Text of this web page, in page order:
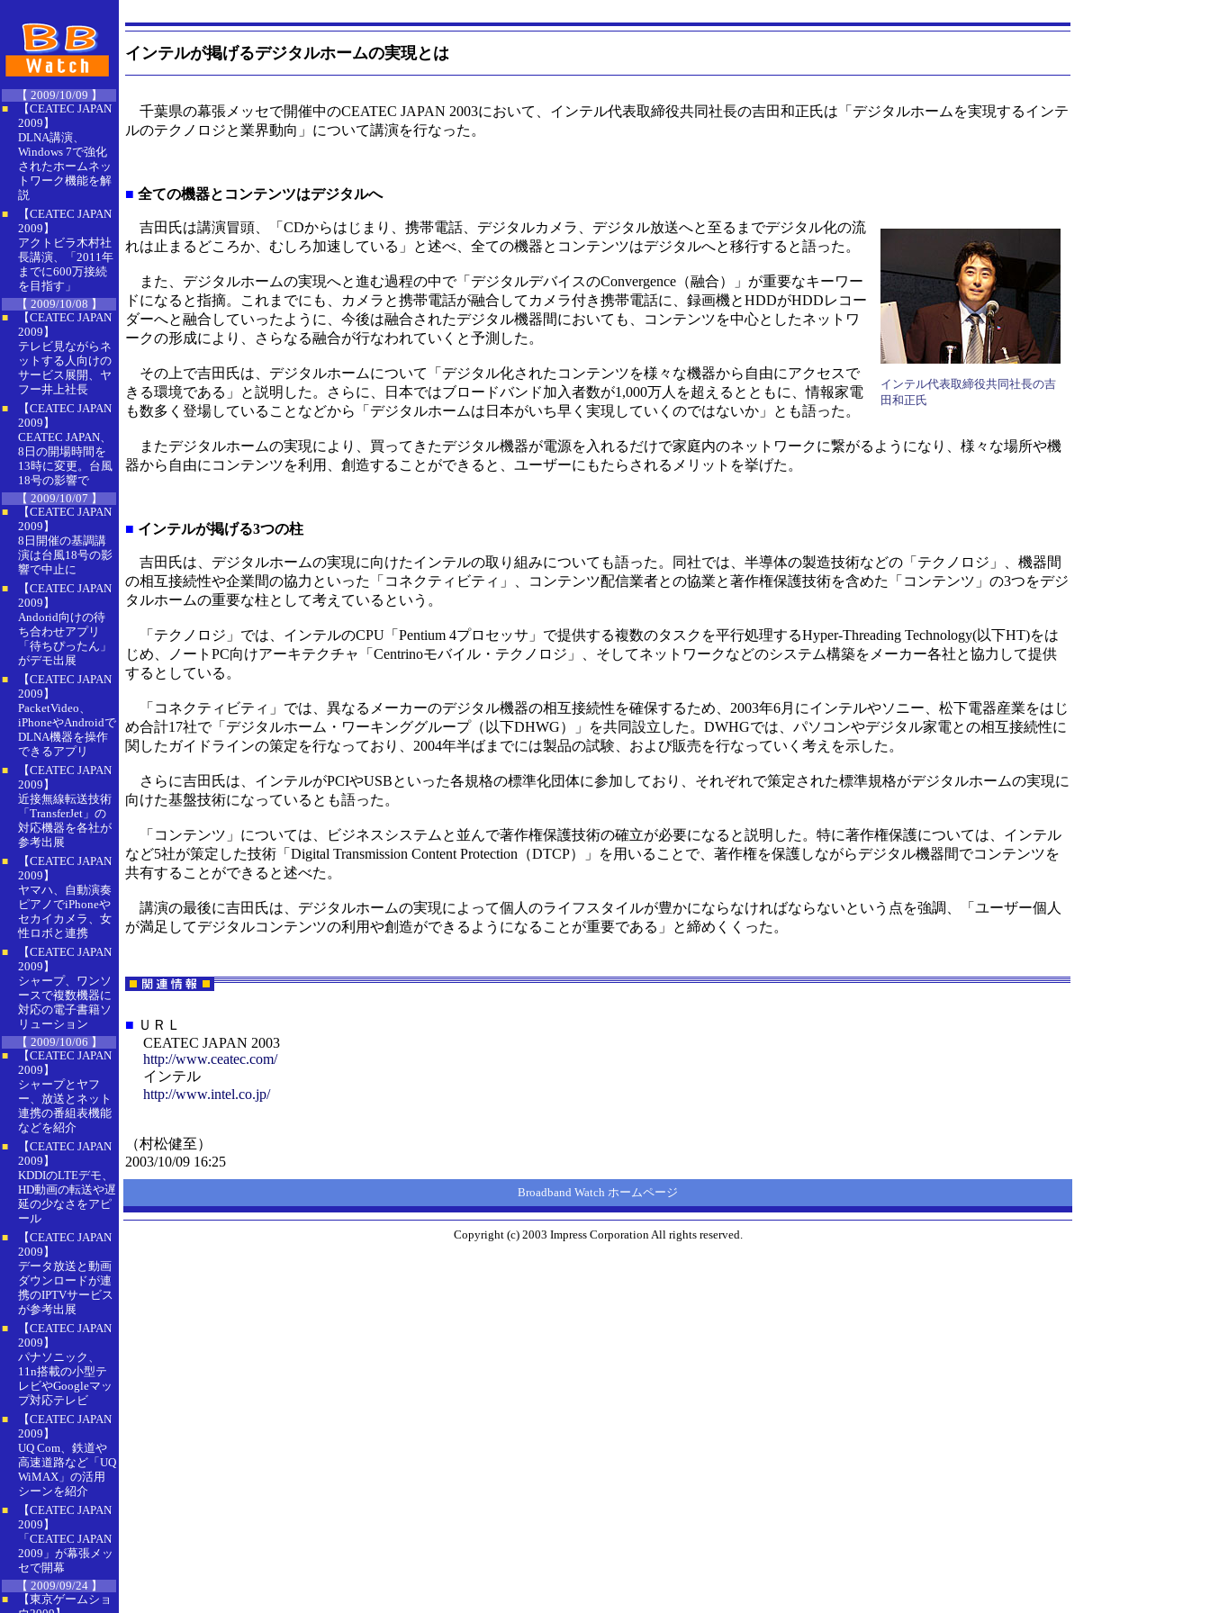
【 2009/10/09 】
■
【CEATEC JAPAN
2009】
DLNA講演、
Windows 7で強化
されたホームネッ
トワーク機能を解
説
■
【CEATEC JAPAN
2009】
アクトビラ木村社
長講演、「2011年
までに600万接続
を目指す」
【 2009/10/08 】
■
【CEATEC JAPAN
2009】
テレビ見ながらネ
ットする人向けの
サービス展開、ヤ
フー井上社長
■
【CEATEC JAPAN
2009】
CEATEC JAPAN、
8日の開場時間を
13時に変更。台風
18号の影響で
【 2009/10/07 】
■
【CEATEC JAPAN
2009】
8日開催の基調講
演は台風18号の影
響で中止に
■
【CEATEC JAPAN
2009】
Andorid向けの待
ち合わせアプリ
「待ちぴったん」
がデモ出展
■
【CEATEC JAPAN
2009】
PacketVideo、
iPhoneやAndroidで
DLNA機器を操作
できるアプリ
■
【CEATEC JAPAN
2009】
近接無線転送技術
「TransferJet」の
対応機器を各社が
参考出展
■
【CEATEC JAPAN
2009】
ヤマハ、自動演奏
ピアノでiPhoneや
セカイカメラ、女
性ロボと連携
■
【CEATEC JAPAN
2009】
シャープ、ワンソ
ースで複数機器に
対応の電子書籍ソ
リューション
【 2009/10/06 】
■
【CEATEC JAPAN
2009】
シャープとヤフ
ー、放送とネット
連携の番組表機能
などを紹介
■
【CEATEC JAPAN
2009】
KDDIのLTEデモ、
HD動画の転送や遅
延の少なさをアピ
ール
■
【CEATEC JAPAN
2009】
データ放送と動画
ダウンロードが連
携のIPTVサービス
が参考出展
■
【CEATEC JAPAN
2009】
パナソニック、
11n搭載の小型テ
レビやGoogleマッ
プ対応テレビ
■
【CEATEC JAPAN
2009】
UQ Com、鉄道や
高速道路など「UQ
WiMAX」の活用
シーンを紹介
■
【CEATEC JAPAN
2009】
「CEATEC JAPAN
2009」が幕張メッ
セで開幕
【 2009/09/24 】
■
【東京ゲームショ
インテルが掲げるデジタルホームの実現とは
千葉県の幕張メッセで開催中のCEATEC JAPAN 2003において、インテル代表取締役共同社長の吉田和正氏は「デジタルホームを実現するインテ
ルのテクノロジと業界動向」について講演を行なった。
■ 全ての機器とコンテンツはデジタルへ
インテル代表取締役共同社長の吉
田和正氏
吉田氏は講演冒頭、「CDからはじまり、携帯電話、デジタルカメラ、デジタル放送へと至るまでデジタル化の流
れは止まるどころか、むしろ加速している」と述べ、全ての機器とコンテンツはデジタルへと移行すると語った。
また、デジタルホームの実現へと進む過程の中で「デジタルデバイスのConvergence（融合）」が重要なキーワー
ドになると指摘。これまでにも、カメラと携帯電話が融合してカメラ付き携帯電話に、録画機とHDDがHDDレコー
ダーへと融合していったように、今後は融合されたデジタル機器間においても、コンテンツを中心としたネットワ
ークの形成により、さらなる融合が行なわれていくと予測した。
その上で吉田氏は、デジタルホームについて「デジタル化されたコンテンツを様々な機器から自由にアクセスで
きる環境である」と説明した。さらに、日本ではブロードバンド加入者数が1,000万人を超えるとともに、情報家電
も数多く登場していることなどから「デジタルホームは日本がいち早く実現していくのではないか」とも語った。
またデジタルホームの実現により、買ってきたデジタル機器が電源を入れるだけで家庭内のネットワークに繋がるようになり、様々な場所や機
器から自由にコンテンツを利用、創造することができると、ユーザーにもたらされるメリットを挙げた。
■ インテルが掲げる3つの柱
吉田氏は、デジタルホームの実現に向けたインテルの取り組みについても語った。同社では、半導体の製造技術などの「テクノロジ」、機器間
の相互接続性や企業間の協力といった「コネクティビティ」、コンテンツ配信業者との協業と著作権保護技術を含めた「コンテンツ」の3つをデジ
タルホームの重要な柱として考えているという。
「テクノロジ」では、インテルのCPU「Pentium 4プロセッサ」で提供する複数のタスクを平行処理するHyper-Threading Technology(以下HT)をは
じめ、ノートPC向けアーキテクチャ「Centrinoモバイル・テクノロジ」、そしてネットワークなどのシステム構築をメーカー各社と協力して提供
するとしている。
「コネクティビティ」では、異なるメーカーのデジタル機器の相互接続性を確保するため、2003年6月にインテルやソニー、松下電器産業をはじ
め合計17社で「デジタルホーム・ワーキンググループ（以下DHWG）」を共同設立した。DWHGでは、パソコンやデジタル家電との相互接続性に
関したガイドラインの策定を行なっており、2004年半ばまでには製品の試験、および販売を行なっていく考えを示した。
さらに吉田氏は、インテルがPCIやUSBといった各規格の標準化団体に参加しており、それぞれで策定された標準規格がデジタルホームの実現に
向けた基盤技術になっているとも語った。
「コンテンツ」については、ビジネスシステムと並んで著作権保護技術の確立が必要になると説明した。特に著作権保護については、インテル
など5社が策定した技術「Digital Transmission Content Protection（DTCP）」を用いることで、著作権を保護しながらデジタル機器間でコンテンツを
共有することができると述べた。
講演の最後に吉田氏は、デジタルホームの実現によって個人のライフスタイルが豊かにならなければならないという点を強調、「ユーザー個人
が満足してデジタルコンテンツの利用や創造ができるようになることが重要である」と締めくくった。
■ ＵＲＬ
CEATEC JAPAN 2003
http://www.ceatec.com/
インテル
http://www.intel.co.jp/
（村松健至）
2003/10/09 16:25
Broadband Watch ホームページ
Copyright (c) 2003 Impress Corporation All rights reserved.